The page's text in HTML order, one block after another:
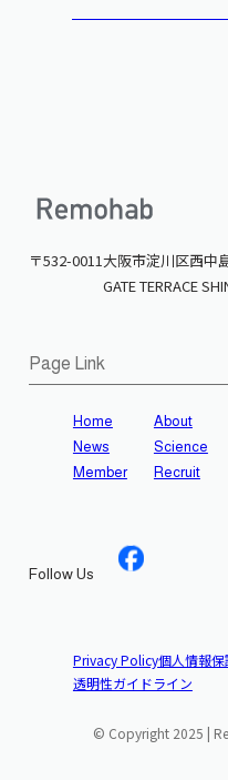
〒532-0011大阪市淀川区西中
GATE TERRACE
Page Link
Home
About
News
Science
Member
Recruit
Follow Us
Privacy Policy個人情報
透明性ガイドライン
© Copyright 2025 |